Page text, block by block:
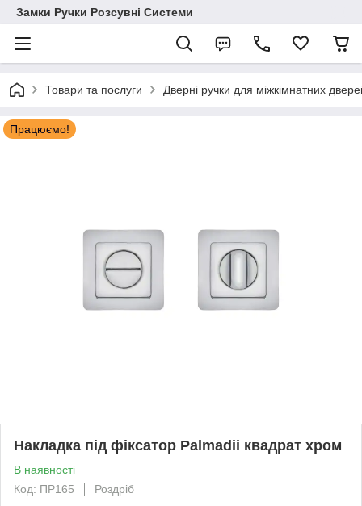
Замки Ручки Розсувні Системи
Товари та послуги Дверні ручки для міжкімнатних
Працюємо!
Накладка під фіксатор Palmadii квадрат хром
В наявності
Код: ПР165
Роздріб